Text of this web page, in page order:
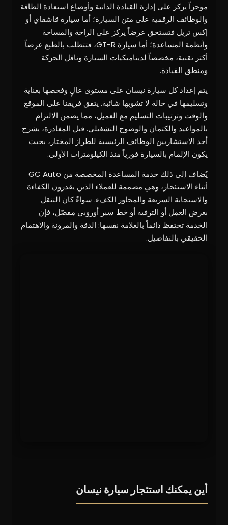
موجزاً يركز على إدارة القيادة الذاتية وأوضاع استعادة الطاقة
والوظائف الرقمية على متن السيارة؛ أما سيارة قاشقاي أو
إكس تريل فتستحق عرضاً يركز على الراحة والمساحة
وأنظمة المساعدة؛ أما سيارة GT-R، فتتطلب بالطبع عرضاً
أكثر تقنية، مخصصاً لديناميكيات السيارة وناقل الحركة
ومنطق القيادة.
يتم إعداد كل سيارة نيسان على مستوى عالٍ وفحصها بعناية
وتسليمها في حالة لا تشوبها شائبة. يتفق فريقنا على الموقع
والوقت وترتيبات التسليم مع العميل، مما يضمن الالتزام
بالمواعيد والكتمان والوضوح التشغيلي. قبل المغادرة، يشرح
أحد الاستشاريين الوظائف الرئيسية للطراز المختار، بحيث
يكون الإلمام بالسيارة فورياً منذ الكيلومترات الأولى.
يُضاف إلى ذلك خدمة المساعدة المخصصة من GC Auto
أثناء الاستئجار، وهي مصممة للعملاء الذين يقدرون الكفاءة
والاستجابة السريعة والمحاور الكفء. سواءً كان التنقل
بغرض العمل أو الترفيه أو خط سير أوروبي مفصّل، فإن
الخدمة تحتفظ دائماً بالعلامة نفسها: الدقة والمرونة والاهتمام
الحقيقي بالتفاصيل.
أين يمكنك استئجار سيارة نيسان